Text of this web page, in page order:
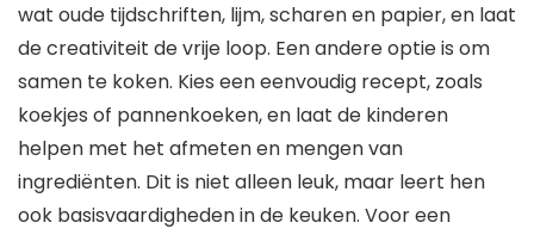
wat oude tijdschriften, lijm, scharen en papier, en laat
de creativiteit de vrije loop. Een andere optie is om
samen te koken. Kies een eenvoudig recept, zoals
koekjes of pannenkoeken, en laat de kinderen
helpen met het afmeten en mengen van
ingrediënten. Dit is niet alleen leuk, maar leert hen
ook basisvaardigheden in de keuken. Voor een